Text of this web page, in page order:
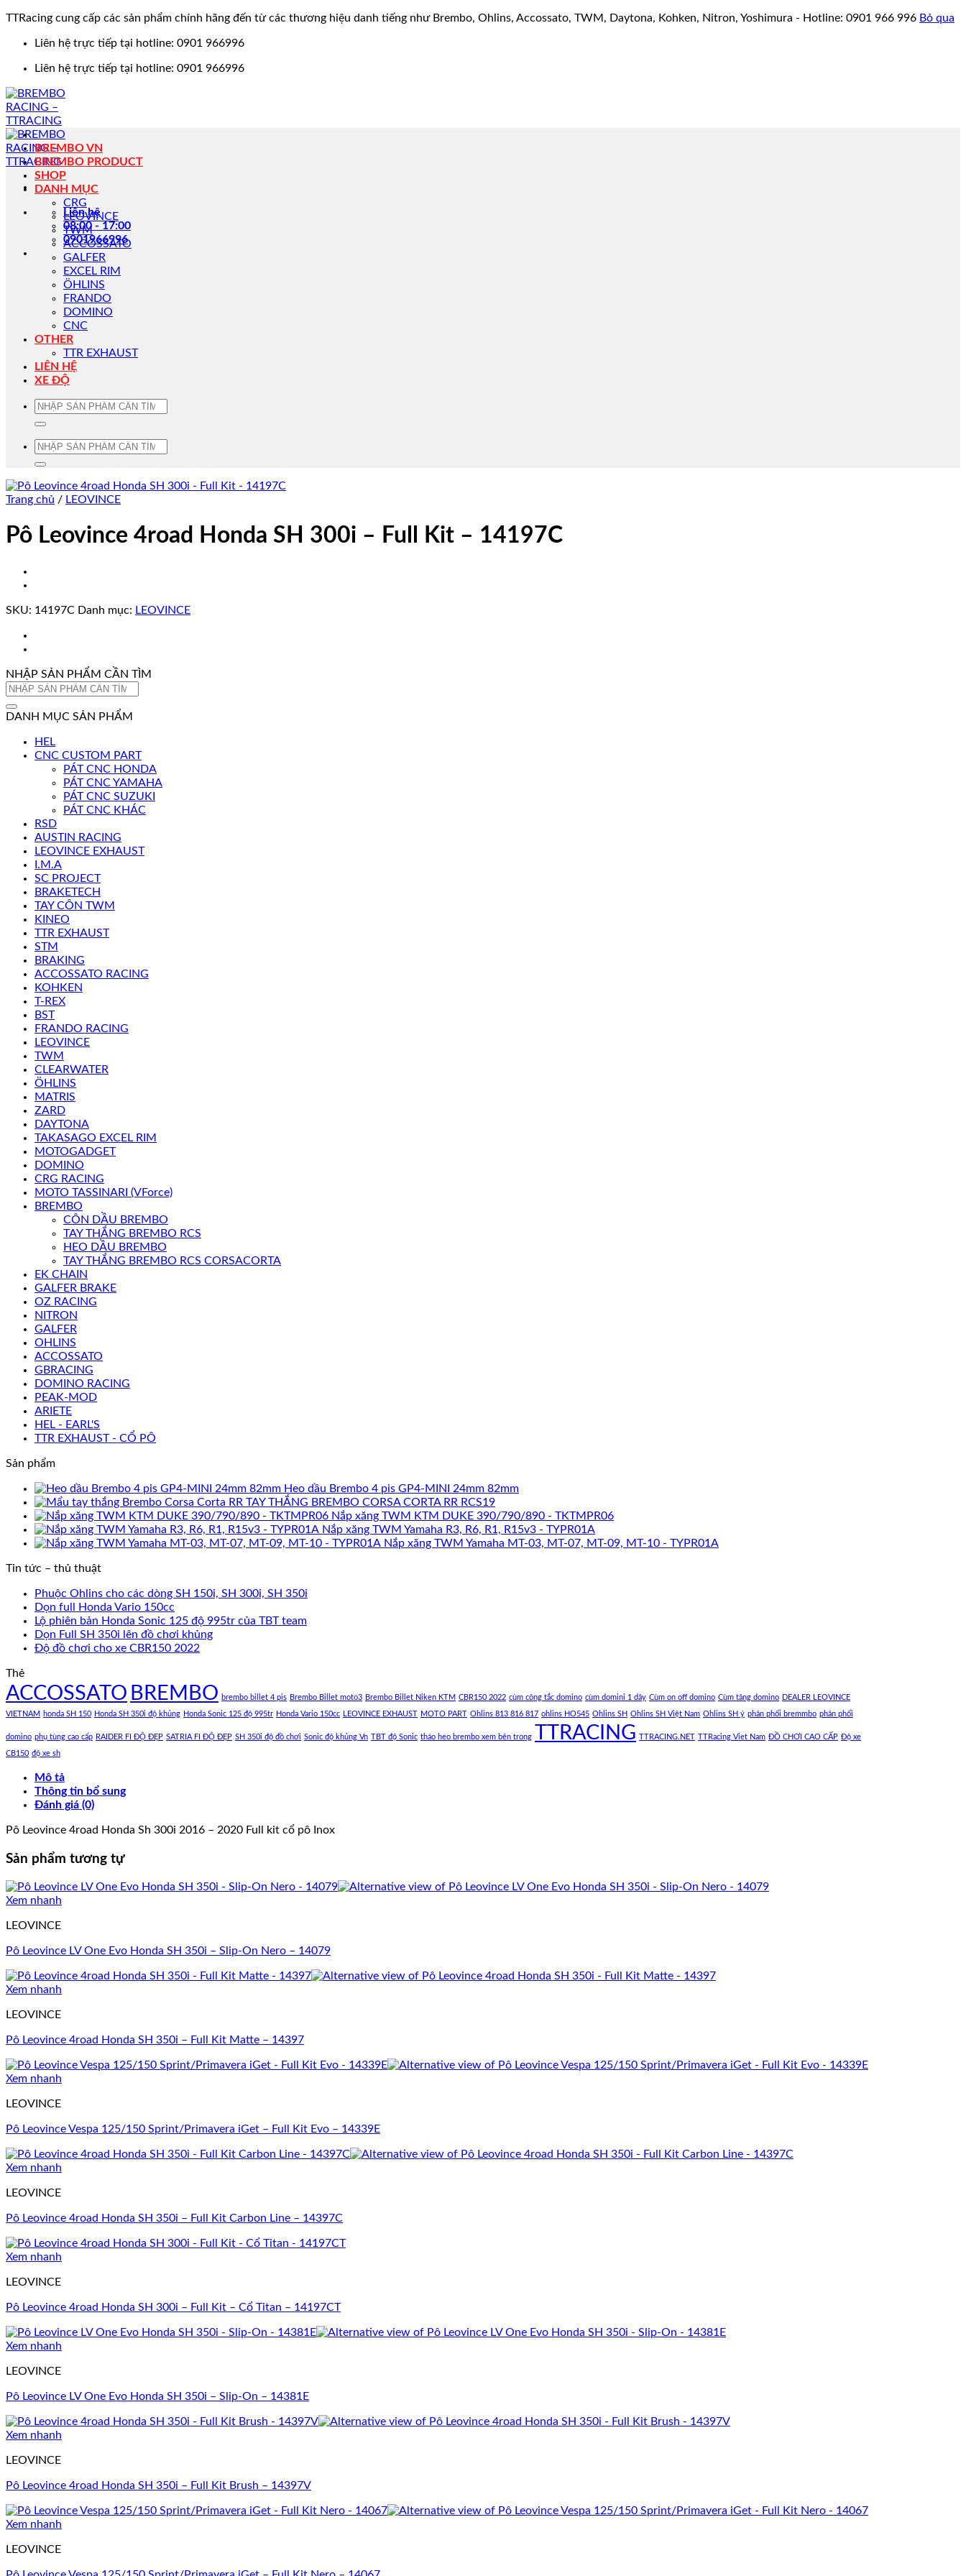
TTRacing cung cấp các sản phẩm chính hãng đến từ các thương hiệu danh tiếng như Brembo, Ohlins, Accossato, TWM, Daytona, Kohken, Nitron, Yoshimura - Hotline: 0901 966 996 Bỏ qua
Liên hệ trực tiếp tại hotline: 0901 966996
Liên hệ trực tiếp tại hotline: 0901 966996
Liên hệ
08:00 - 17:00
0901966996
BREMBO VN
BREMBO PRODUCT
SHOP
DANH MỤC
CRG
LEOVINCE
TWM
ACCOSSATO
GALFER
EXCEL RIM
ÖHLINS
FRANDO
DOMINO
CNC
OTHER
TTR EXHAUST
LIÊN HỆ
XE ĐỘ
Tìm
Tìm
Trang chủ / LEOVINCE
Pô Leovince 4road Honda SH 300i – Full Kit – 14197C
SKU: 14197C Danh mục: LEOVINCE
NHẬP SẢN PHẨM CẦN TÌM
Tìm
DANH MỤC SẢN PHẨM
HEL
CNC CUSTOM PART
PÁT CNC HONDA
PÁT CNC YAMAHA
PÁT CNC SUZUKI
PÁT CNC KHÁC
RSD
AUSTIN RACING
LEOVINCE EXHAUST
I.M.A
SC PROJECT
BRAKETECH
TAY CÔN TWM
KINEO
TTR EXHAUST
STM
BRAKING
ACCOSSATO RACING
KOHKEN
T-REX
BST
FRANDO RACING
LEOVINCE
TWM
CLEARWATER
ÖHLINS
MATRIS
ZARD
DAYTONA
TAKASAGO EXCEL RIM
MOTOGADGET
DOMINO
CRG RACING
MOTO TASSINARI (VForce)
BREMBO
CÔN DẦU BREMBO
TAY THẮNG BREMBO RCS
HEO DẦU BREMBO
TAY THẮNG BREMBO RCS CORSACORTA
EK CHAIN
GALFER BRAKE
OZ RACING
NITRON
GALFER
OHLINS
ACCOSSATO
GBRACING
DOMINO RACING
PEAK-MOD
ARIETE
HEL - EARL'S
TTR EXHAUST - CỔ PÔ
Sản phẩm
Heo dầu Brembo 4 pis GP4-MINI 24mm 82mm
TAY THẮNG BREMBO CORSA CORTA RR RCS19
Nắp xăng TWM KTM DUKE 390/790/890 - TKTMPR06
Nắp xăng TWM Yamaha R3, R6, R1, R15v3 - TYPR01A
Nắp xăng TWM Yamaha MT-03, MT-07, MT-09, MT-10 - TYPR01A
Tin tức – thủ thuật
Phuộc Ohlins cho các dòng SH 150i, SH 300i, SH 350i
Dọn full Honda Vario 150cc
Lộ phiên bản Honda Sonic 125 độ 995tr của TBT team
Dọn Full SH 350i lên đồ chơi khủng
Độ đồ chơi cho xe CBR150 2022
Thẻ
ACCOSSATO BREMBO brembo billet 4 pis Brembo Billet moto3 Brembo Billet Niken KTM CBR150 2022 cùm công tắc domino cùm domini 1 dây Cùm on off domino Cùm tăng domino DEALER LEOVINCE
VIETNAM honda SH 150 Honda SH 350i độ khủng Honda Sonic 125 độ 995tr Honda Vario 150cc LEOVINCE EXHAUST MOTO PART Ohlins 813 816 817 ohlins HO545 Ohlins SH Ohlins SH Việt Nam Ohlins SH ý phân phối bremmbo phân phối
domino phụ tùng cao cấp RAIDER FI ĐỘ ĐẸP SATRIA FI ĐỘ ĐẸP SH 350i độ đồ chơi Sonic độ khủng Vn TBT độ Sonic tháo heo brembo xem bên trong TTRACING TTRACING.NET TTRacing Viet Nam ĐỒ CHƠI CAO CẤP Độ xe
CB150 độ xe sh
Mô tả
Thông tin bổ sung
Đánh giá (0)
Pô Leovince 4road Honda Sh 300i 2016 – 2020 Full kit cổ pô Inox
Sản phẩm tương tự
Xem nhanh
LEOVINCE
Pô Leovince LV One Evo Honda SH 350i – Slip-On Nero – 14079
Xem nhanh
LEOVINCE
Pô Leovince 4road Honda SH 350i – Full Kit Matte – 14397
Xem nhanh
LEOVINCE
Pô Leovince Vespa 125/150 Sprint/Primavera iGet – Full Kit Evo – 14339E
Xem nhanh
LEOVINCE
Pô Leovince 4road Honda SH 350i – Full Kit Carbon Line – 14397C
Xem nhanh
LEOVINCE
Pô Leovince 4road Honda SH 300i – Full Kit – Cổ Titan – 14197CT
Xem nhanh
LEOVINCE
Pô Leovince LV One Evo Honda SH 350i – Slip-On – 14381E
Xem nhanh
LEOVINCE
Pô Leovince 4road Honda SH 350i – Full Kit Brush – 14397V
Xem nhanh
LEOVINCE